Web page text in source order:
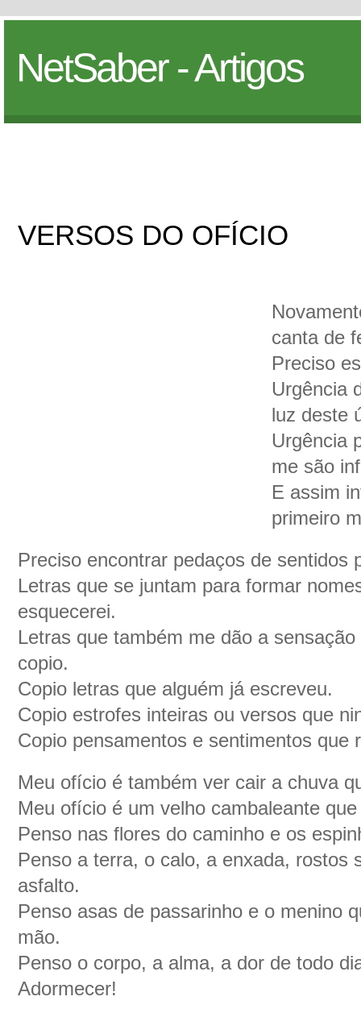
NetSaber - Artigos
VERSOS DO OFÍCIO
canta de
Preciso
Urgência
luz deste
Urgência
me são
E assim
primeiro
Preciso encontrar pedaços de sentidos
Letras que se juntam para formar
esquecerei.
Letras que também me dão a
copio.
Copio letras que alguém já escreveu.
Copio estrofes inteiras ou versos que
Copio pensamentos e sentimentos que
Meu ofício é também ver cair a chuva
Meu ofício é um velho cambaleante
Penso nas flores do caminho e os
Penso a terra, o calo, a enxada, rostos
asfalto.
Penso asas de passarinho e o menino
mão.
Penso o corpo, a alma, a dor de todo
Adormecer!